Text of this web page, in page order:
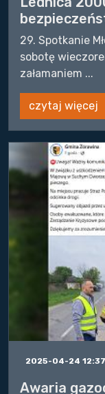
29. Spotkanie
sobotę
załamaniem ...
czytaj więcej
2025-04-24
Awaria